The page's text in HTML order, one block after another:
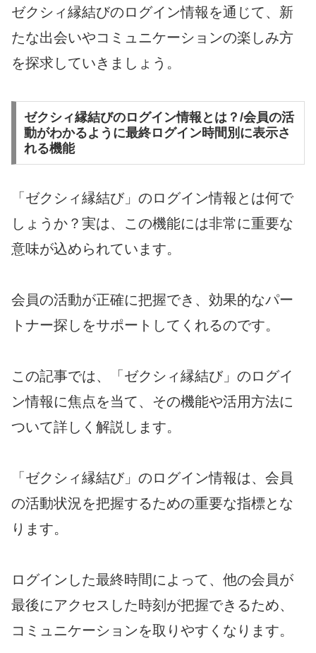
ゼクシィ縁結びのログイン情報を通じて、新
たな出会いやコミュニケーションの楽しみ方
を探求していきましょう。
ゼクシィ縁結びのログイン情報とは？/会員の活
動がわかるように最終ログイン時間別に表示さ
れる機能
「ゼクシィ縁結び」のログイン情報とは何で
しょうか？実は、この機能には非常に重要な
意味が込められています。
会員の活動が正確に把握でき、効果的なパー
トナー探しをサポートしてくれるのです。
この記事では、「ゼクシィ縁結び」のログイ
ン情報に焦点を当て、その機能や活用方法に
ついて詳しく解説します。
「ゼクシィ縁結び」のログイン情報は、会員
の活動状況を把握するための重要な指標とな
ります。
ログインした最終時間によって、他の会員が
最後にアクセスした時刻が把握できるため、
コミュニケーションを取りやすくなります。